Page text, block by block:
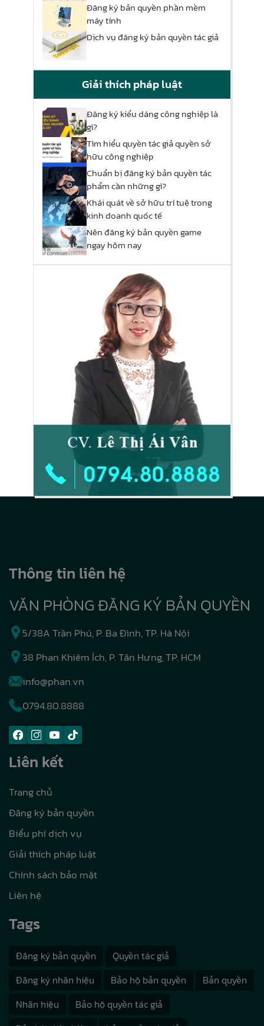
Đăng ký bản quyền phần mềm
máy tính
Dịch vụ đăng ký bản quyền tác giả
Giải thích pháp luật
Đăng ký kiểu dáng công nghiệp là
gì?
Tìm hiểu quyền tác giả quyền sở
hữu công nghiệp
Chuẩn bị đăng ký bản quyền tác
phẩm cần những gì?
Khái quát về sở hữu trí tuệ trong
kinh doanh quốc tế
Nên đăng ký bản quyền game
ngay hôm nay
Thông tin liên hệ
VĂN PHÒNG ĐĂNG KÝ BẢN QUYỀN
5/38A Trần Phú, P. Ba Đình, TP. Hà Nội
38 Phan Khiêm Ích, P. Tân Hưng, TP. HCM
info@phan.vn
0794.80.8888
Liên kết
Trang chủ
Đăng ký bản quyền
Biểu phí dịch vụ
Giải thích pháp luật
Chính sách bảo mật
Liên hệ
Tags
Đăng ký bản quyền
Quyền tác giả
Đăng ký nhãn hiệu
Bảo hộ bản quyền
Bản quyền
Nhãn hiệu
Bảo hộ quyền tác giả